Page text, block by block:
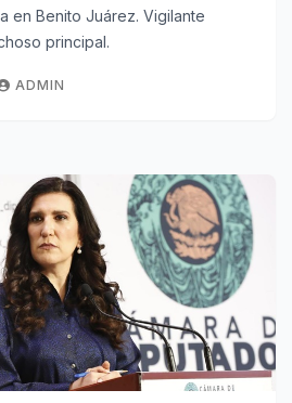
en Benito Juárez. Vigilante
principal.
ADMIN